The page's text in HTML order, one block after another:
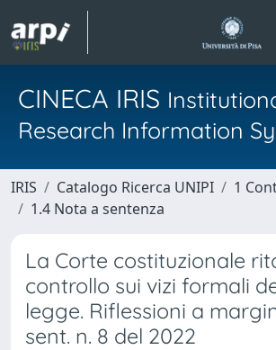
CINECA IRIS
Research Information
IRIS Catalogo Ricerca UNIPI
1
1.4 Nota a sentenza
La Corte costituzionale
controllo sui vizi formali
legge. Riflessioni a
sent. n. 8 del 2022